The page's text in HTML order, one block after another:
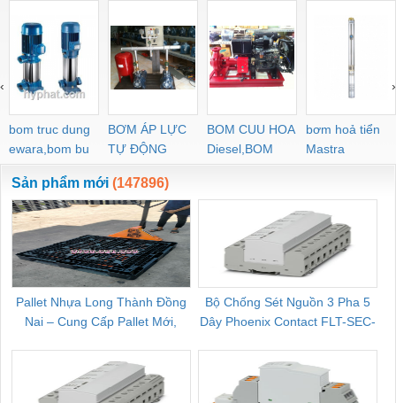
bom truc dung
ewara,bom bu
ewara
BƠM ÁP LỰC
TỰ ĐỘNG
BOM CUU HOA
Diesel,BOM
CHUA CHAY
bơm hoả tiển
Mastra
‹ ›
Sản phẩm mới (147896)
Pallet Nhựa Long Thành Đồng
Nai – Cung Cấp Pallet Mới,
Bộ Chống Sét Nguồn 3 Pha 5
Dây Phoenix Contact FLT-SEC-